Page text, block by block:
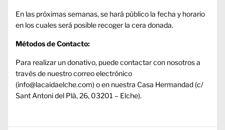
En las próximas semanas, se hará público la fecha y horario
en los cuales será posible recoger la cera donada.
Métodos de Contacto:
Para realizar un donativo, puede contactar con nosotros a
través de nuestro correo electrónico
(info@lacaidaelche.com) o en nuestra Casa Hermandad (c/
Sant Antoni del Plà, 26, 03201 – Elche).